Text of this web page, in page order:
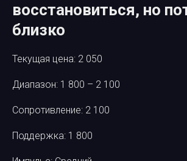
восстановиться, но
близко
Текущая цена: 2 050
Диапазон: 1 800 – 2 100
Сопротивление: 2 100
Поддержка: 1 800